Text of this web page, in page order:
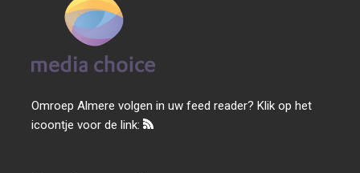
Omroep Almere volgen in uw feed reader? Klik op het
icoontje voor de link: